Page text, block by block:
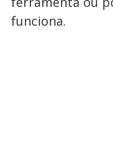
funciona.